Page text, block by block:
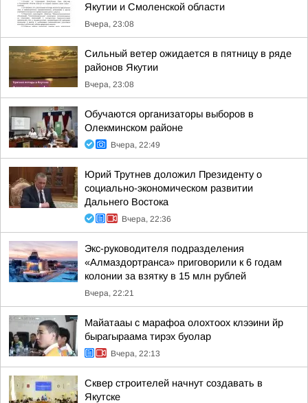
Якутии и Смоленской области
Вчера, 23:08
Сильный ветер ожидается в пятницу в ряде
районов Якутии
Вчера, 23:08
Обучаются организаторы выборов в
Олекминском районе
Вчера, 22:49
Юрий Трутнев доложил Президенту о
социально-экономическом развитии
Дальнего Востока
Вчера, 22:36
Экс-руководителя подразделения
«Алмаздортранса» приговорили к 6 годам
колонии за взятку в 15 млн рублей
Вчера, 22:21
Майатааы с марафоа олохтоох клээини йр
бырагыраама тирэх буолар
Вчера, 22:13
Сквер строителей начнут создавать в
Якутске